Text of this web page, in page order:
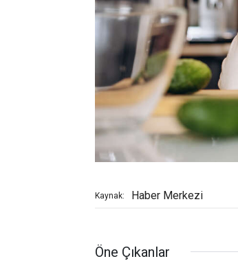
Kaynak: Haber Merkezi
Öne Çıkanlar